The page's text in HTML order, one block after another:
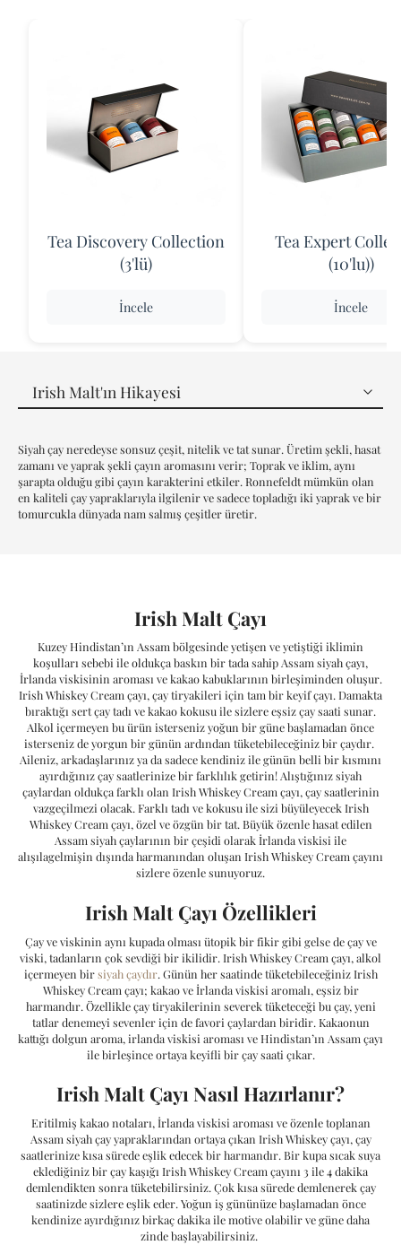
Tea Discovery Collection
(3'lü)
İncele
Tea Expert
(10'lu))
İncele
Irish Malt'ın Hikayesi
Irish Malt'ın Detayı
Siyah çay neredeyse sonsuz çeşit, nitelik ve tat sunar. Üretim şekli, hasat
zamanı ve yaprak şekli çayın aromasını verir; Toprak ve iklim, aynı
şarapta olduğu gibi çayın karakterini etkiler. Ronnefeldt mümkün olan
en kaliteli çay yapraklarıyla ilgilenir ve sadece topladığı iki yaprak ve bir
tomurcukla dünyada nam salmış çeşitler üretir.
Irish Malt Çayı
Kuzey Hindistan’ın Assam bölgesinde yetişen ve yetiştiği iklimin
koşulları sebebi ile oldukça baskın bir tada sahip Assam siyah çayı,
İrlanda viskisinin aroması ve kakao kabuklarının birleşiminden oluşur.
Irish Whiskey Cream çayı, çay tiryakileri için tam bir keyif çayı. Damakta
bıraktığı sert çay tadı ve kakao kokusu ile sizlere eşsiz çay saati sunar.
Alkol içermeyen bu ürün isterseniz yoğun bir güne başlamadan önce
isterseniz de yorgun bir günün ardından tüketebileceğiniz bir çaydır.
Aileniz, arkadaşlarınız ya da sadece kendiniz ile günün belli bir kısmını
ayırdığınız çay saatlerinize bir farklılık getirin! Alıştığınız siyah
çaylardan oldukça farklı olan Irish Whiskey Cream çayı, çay saatlerinin
vazgeçilmezi olacak. Farklı tadı ve kokusu ile sizi büyüleyecek Irish
Whiskey Cream çayı, özel ve özgün bir tat. Büyük özenle hasat edilen
Assam siyah çaylarının bir çeşidi olarak İrlanda viskisi ile
alışılagelmişin dışında harmanından oluşan Irish Whiskey Cream çayını
sizlere özenle sunuyoruz.
Irish Malt Çayı Özellikleri
Çay ve viskinin aynı kupada olması ütopik bir fikir gibi gelse de çay ve
viski, tadanların çok sevdiği bir ikilidir. Irish Whiskey Cream çayı, alkol
içermeyen birsiyah çaydır. Günün her saatinde tüketebileceğiniz Irish
Whiskey Cream çayı; kakao ve İrlanda viskisi aromalı, eşsiz bir
harmandır. Özellikle çay tiryakilerinin severek tüketeceği bu çay, yeni
tatlar denemeyi sevenler için de favori çaylardan biridir. Kakaonun
kattığı dolgun aroma, irlanda viskisi aroması ve Hindistan’ın Assam çayı
ile birleşince ortaya keyifli bir çay saati çıkar.
Irish Malt Çayı Nasıl Hazırlanır?
Eritilmiş kakao notaları, İrlanda viskisi aroması ve özenle toplanan
Assam siyah çay yapraklarından ortaya çıkan Irish Whiskey çayı, çay
saatlerinize kısa sürede eşlik edecek bir harmandır. Bir kupa sıcak suya
eklediğiniz bir çay kaşığı Irish Whiskey Cream çayını 3 ile 4 dakika
demlendikten sonra tüketebilirsiniz. Çok kısa sürede demlenerek çay
saatinizde sizlere eşlik eder. Yoğun iş gününüze başlamadan önce
kendinize ayırdığınız birkaç dakika ile motive olabilir ve güne daha
zinde başlayabilirsiniz.